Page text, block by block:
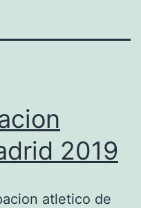
2019
atletico de